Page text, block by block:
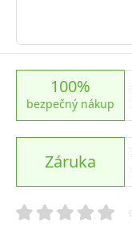
100%
bezpečný nákup
Záruka